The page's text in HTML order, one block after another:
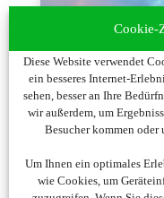
Cookie-
Diese Website verwendet
ein besseres Internet-
sehen, besser an Ihre
wir außerdem, um
Besucher kommen oder
Um Ihnen ein optimales
wie Cookies, um